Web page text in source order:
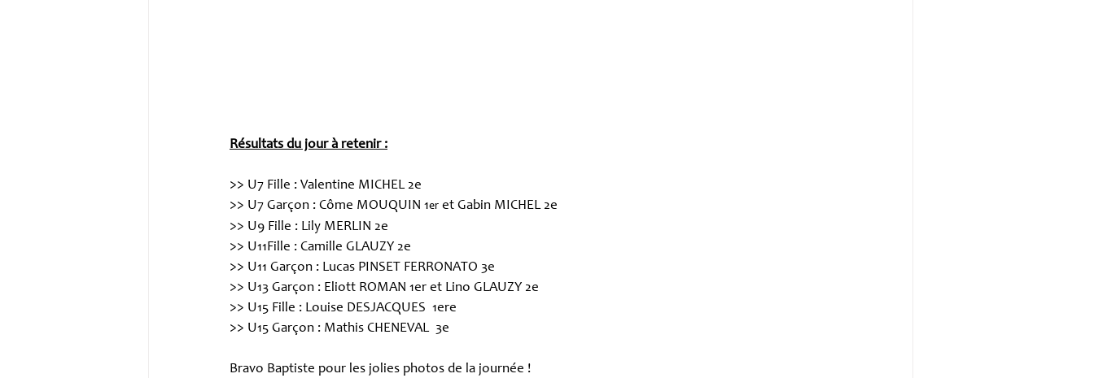
Résultats du jour à retenir :
>> U7 Fille : Valentine MICHEL 2e
>> U7 Garçon : Côme MOUQUIN 1er et Gabin MICHEL 2e
>> U9 Fille : Lily MERLIN 2e
>> U11Fille : Camille GLAUZY 2e
>> U11 Garçon : Lucas PINSET FERRONATO 3e
>> U13 Garçon : Eliott ROMAN 1er et Lino GLAUZY 2e
>> U15 Fille : Louise DESJACQUES  1ere
>> U15 Garçon : Mathis CHENEVAL  3e
Bravo Baptiste pour les jolies photos de la journée !